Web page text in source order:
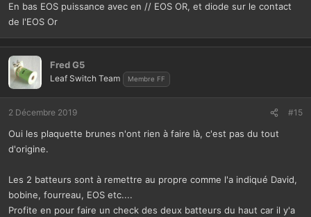
En bas EOS puissance avec en // EOS OR, et diode sur le contact
de l'EOS Or
Fred G5
Leaf Switch Team Membre FF
2 Décembre 2019 #15
Oui les plaquette brunes n'ont rien à faire là, c'est pas du tout
d'origine.
Les 2 batteurs sont à remettre au propre comme l'a indiqué David,
bobine, fourreau, EOS etc....
Profite en pour faire un check des deux batteurs du haut car il y'a